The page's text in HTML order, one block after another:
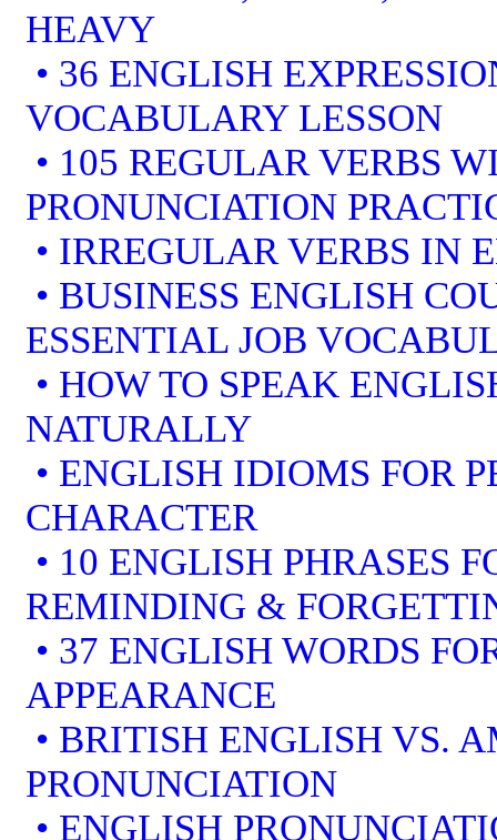
HEAVY
• 36 ENGLISH
VOCABULARY LESSON
• 105 REGULAR VERBS
PRONUNCIATION
• IRREGULAR VERBS IN
• BUSINESS ENGLISH
ESSENTIAL JOB
• HOW TO SPEAK
NATURALLY
• ENGLISH IDIOMS FOR
CHARACTER
• 10 ENGLISH PHRASES
REMINDING &
• 37 ENGLISH WORDS
APPEARANCE
• BRITISH ENGLISH VS.
PRONUNCIATION
• ENGLISH